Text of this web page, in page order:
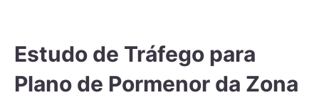
Estudo de Tráfego para
Plano de Pormenor da Zona